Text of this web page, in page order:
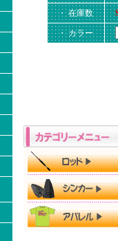
・ 在庫数
・ カラー